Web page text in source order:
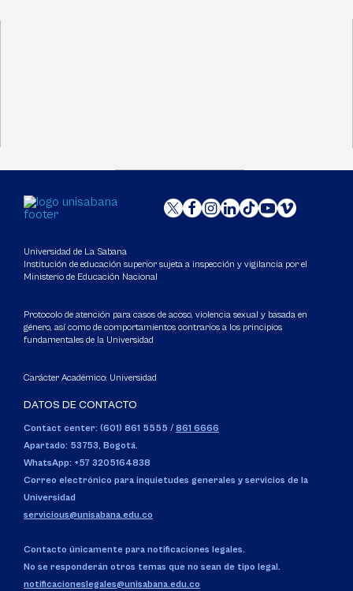
Universidad de La Sabana
Institución de educación superior sujeta a inspección y vigilancia por el
Ministerio de Educación Nacional
Protocolo de atención para casos de acoso, violencia sexual y basada en
género, así como de comportamientos contrarios a los principios
fundamentales de la Universidad
Carácter Académico: Universidad
DATOS DE CONTACTO
Contact center: (601) 861 5555 / 861 6666
Apartado: 53753, Bogotá.
WhatsApp: +57 3205164838
Correo electrónico para inquietudes generales y servicios de la
Universidad
servicious@unisabana.edu.co
Contacto únicamente para notificaciones legales.
No se responderán otros temas que no sean de tipo legal.
notificacioneslegales@unisabana.edu.co